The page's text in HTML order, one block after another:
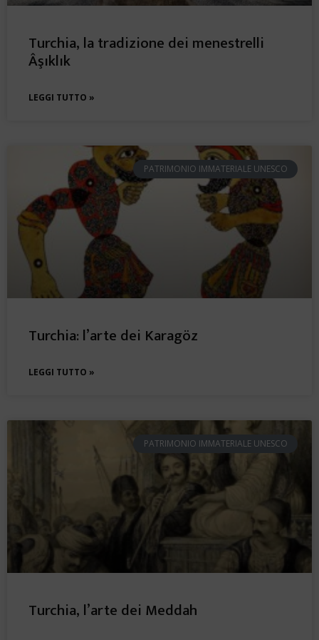
Turchia, la tradizione dei menestrelli
Âşıklık
LEGGI TUTTO »
PATRIMONIO IMMATERIALE UNESCO
Turchia: l’arte dei Karagöz
LEGGI TUTTO »
PATRIMONIO IMMATERIALE UNESCO
Turchia, l’arte dei Meddah